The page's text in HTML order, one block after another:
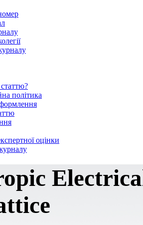
політика
оцінки